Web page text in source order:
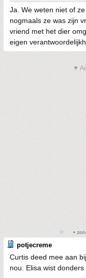
Ja. We weten niet of
nogmaals ze was zijn
vriend met het dier
eigen
▼
•
potjecreme
Curtis deed mee aan
nou. Elisa wist